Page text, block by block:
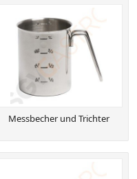
Messbecher und Trichter